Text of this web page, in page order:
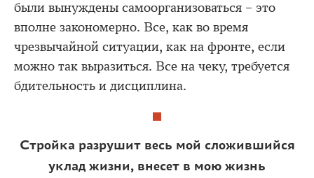
были вынуждены самоорганизоваться – это
вполне закономерно. Все, как во время
чрезвычайной ситуации, как на фронте, если
можно так выразиться. Все на чеку, требуется
бдительность и дисциплина.
Стройка разрушит весь мой сложившийся
уклад жизни, внесет в мою жизнь